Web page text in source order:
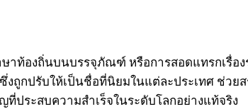
าท้องถิ่นบนบรรจุภัณฑ์ หรือการสอดแทรกเรื่อ
ถูกปรับให้เป็นชื่อที่นิยมในแต่ละประเทศ ช่วยส
ประสบความสำเร็จในระดับโลกอย่างแท้จริง